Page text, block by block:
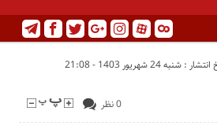
: شنبه 24 شهریور 1403 - 21:08